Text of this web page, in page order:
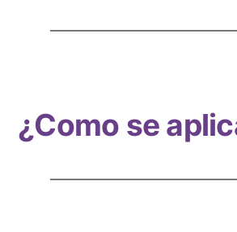
¿Como se